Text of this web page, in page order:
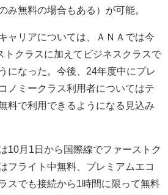
み無料の場合もある）が可能。
ャリアについては、ＡＮＡでは今
トクラスに加えてビジネスクラスで
になった。今後、24年度中にプレ
ノミークラス利用者についてはテ
料で利用できるようになる見込み
10月1日から国際線でファーストク
フライト中無料、プレミアムエコ
スでも接続から1時間に限って無料